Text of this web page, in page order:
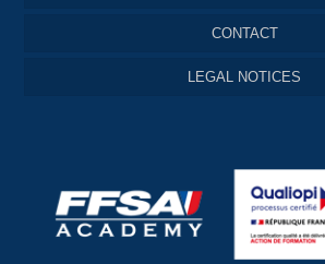
CONTACT
LEGAL NOTICES